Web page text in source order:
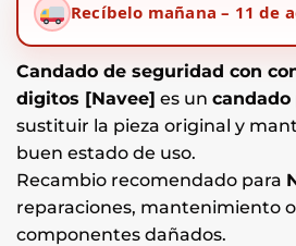
Recíbelo mañana – 11 de
Candado de seguridad con
digitos [Navee] es un candado
sustituir la pieza original y
buen estado de uso.
Recambio recomendado para
reparaciones, mantenimiento
componentes dañados.